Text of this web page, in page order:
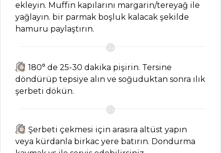
Şiş Köfte Tarifi,
Nasıl Yapılır?
Et Yemekleri Tüm
Tarifleri
SOSLAR
ekleyin. Muffin kapılarını margarin/tereyağ ile
yağlayın. bir parmak boşluk kalacak şekilde
hamuru paylaştırın.
180° de 25-30 dakika pişirin. Tersine
döndürüp tepsiye alın ve soğuduktan sonra ılık
şerbeti dökün.
Şerbeti çekmesi için arasıra altüst yapın
veya kürdanla birkac yere batırın. Dondurma